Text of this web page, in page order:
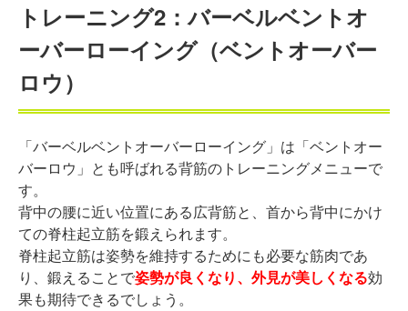
トレーニング2：バーベルベントオ
ーバーローイング（ベントオーバー
ロウ）
「バーベルベントオーバーローイング」は「ベントオー
バーロウ」とも呼ばれる背筋のトレーニングメニューで
す。
背中の腰に近い位置にある広背筋と、首から背中にかけ
ての脊柱起立筋を鍛えられます。
脊柱起立筋は姿勢を維持するためにも必要な筋肉であ
り、鍛えることで姿勢が良くなり、外見が美しくなる効
果も期待できるでしょう。